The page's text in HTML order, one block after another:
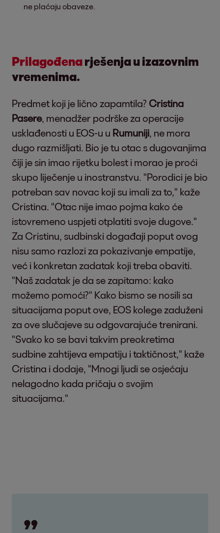
ne plaćaju obaveze.
Prilagođenarješenja u izazovnim
vremenima.
Predmet koji je lično zapamtila? Cristina
Pasere, menadžer podrške za operacije
usklađenosti u EOS-u u Rumuniji, ne mora
dugo razmišljati. Bio je tu otac s dugovanjima
čiji je sin imao rijetku bolest i morao je proći
skupo liječenje u inostranstvu. "Porodici je bio
potreban sav novac koji su imali za to," kaže
Cristina. "Otac nije imao pojma kako će
istovremeno uspjeti otplatiti svoje dugove."
Za Cristinu, sudbinski događaji poput ovog
nisu samo razlozi za pokazivanje empatije,
već i konkretan zadatak koji treba obaviti.
"Naš zadatak je da se zapitamo: kako
možemo pomoći?" Kako bismo se nosili sa
situacijama poput ove, EOS kolege zaduženi
za ove slučajeve su odgovarajuće trenirani.
"Svako ko se bavi takvim preokretima
sudbine zahtijeva empatiju i taktičnost," kaže
Cristina i dodaje, "Mnogi ljudi se osjećaju
nelagodno kada pričaju o svojim
situacijama."